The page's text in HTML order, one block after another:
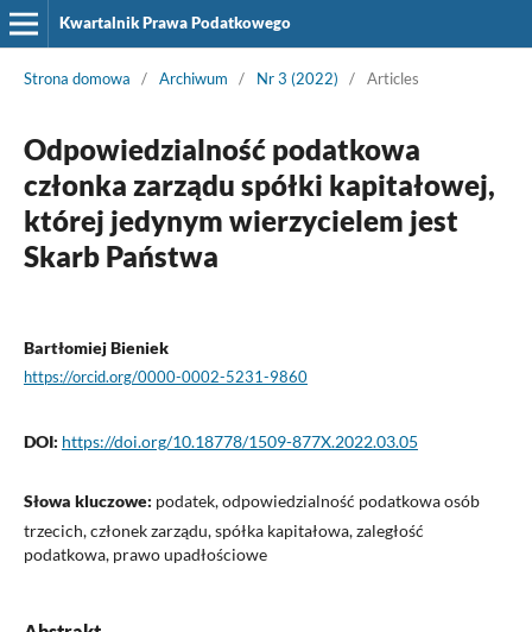
Kwartalnik Prawa Podatkowego
Strona domowa / Archiwum / Nr 3 (2022) / Articles
Odpowiedzialność podatkowa
członka zarządu spółki kapitałowej,
której jedynym wierzycielem jest
Skarb Państwa
Bartłomiej Bieniek
https://orcid.org/0000-0002-5231-9860
DOI: https://doi.org/10.18778/1509-877X.2022.03.05
Słowa kluczowe: podatek, odpowiedzialność podatkowa osób
trzecich, członek zarządu, spółka kapitałowa, zaległość
podatkowa, prawo upadłościowe